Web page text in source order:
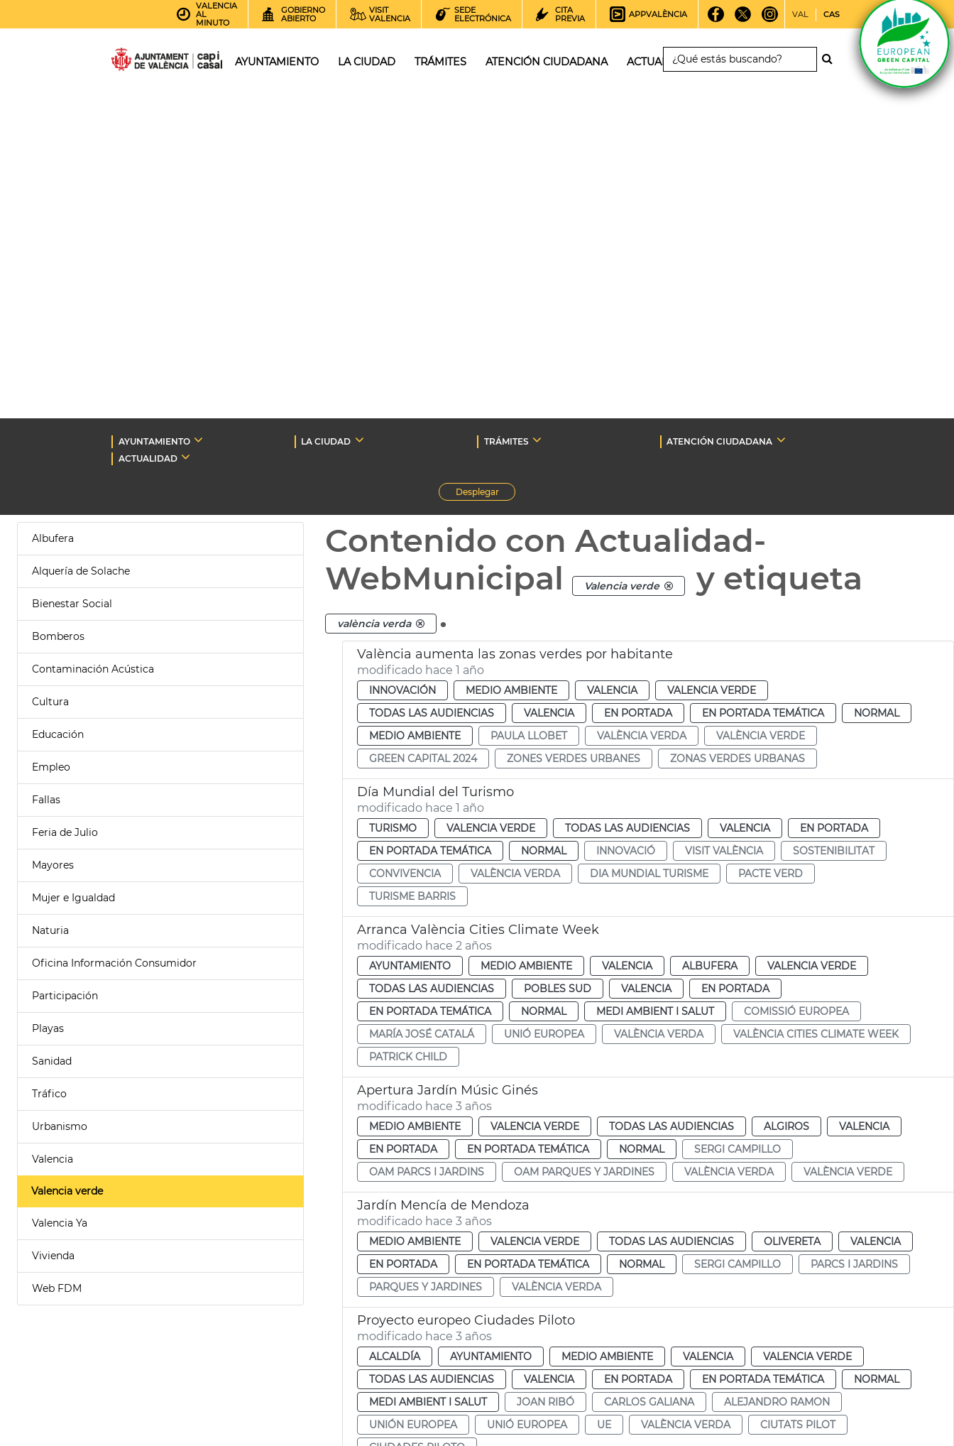
VALENCIA
AL
MINUTO
GOBIERNO
ABIERTO
VISIT
VALENCIA
SEDE
ELECTRÓNICA
CITA
PREVIA
APPVALÈNCIA VAL CAS
AYUNTAMIENTO LA CIUDAD TRÁMITES ATENCIÓN CIUDADANA ACTUALIDAD
AYUNTAMIENTO LA CIUDAD TRÁMITES
ATENCIÓN CIUDADANA
ACTUALIDAD
Desplegar
Albufera
Alquería de Solache
Bienestar Social
Bomberos
Contaminación Acústica
Cultura
Educación
Empleo
Fallas
Feria de Julio
Mayores
Mujer e Igualdad
Naturia
Oficina Información Consumidor
Participación
Playas
Sanidad
Tráfico
Urbanismo
Valencia
Valencia verde
Valencia Ya
Vivienda
Web FDM
Contenido con Actualidad-
WebMunicipal
Valencia verde y etiqueta
valència verda .
València aumenta las zonas verdes por habitante
modificado hace 1 año
INNOVACIÓN MEDIO AMBIENTE VALENCIA
VALENCIA VERDE
TODAS LAS AUDIENCIAS
VALENCIA EN PORTADA EN PORTADA TEMÁTICA
NORMAL
MEDIO AMBIENTE
PAULA LLOBET VALÈNCIA VERDA
VALÈNCIA VERDE
GREEN CAPITAL 2024
ZONES VERDES URBANES ZONAS VERDES URBANAS
Día Mundial del Turismo
modificado hace 1 año
TURISMO VALENCIA VERDE TODAS LAS AUDIENCIAS VALENCIA
EN PORTADA
EN PORTADA TEMÁTICA
NORMAL INNOVACIÓ VISIT VALÈNCIA
SOSTENIBILITAT
CONVIVENCIA
VALÈNCIA VERDA DIA MUNDIAL TURISME
PACTE VERD
TURISME BARRIS
Arranca València Cities Climate Week
modificado hace 2 años
AYUNTAMIENTO MEDIO AMBIENTE VALENCIA ALBUFERA
VALENCIA VERDE
TODAS LAS AUDIENCIAS
POBLES SUD VALENCIA
EN PORTADA
EN PORTADA TEMÁTICA
NORMAL MEDI AMBIENT I SALUT
COMISSIÓ EUROPEA
MARÍA JOSÉ CATALÁ
UNIÓ EUROPEA VALÈNCIA VERDA
VALÈNCIA CITIES CLIMATE WEEK
PATRICK CHILD
Apertura Jardín Músic Ginés
modificado hace 3 años
MEDIO AMBIENTE VALENCIA VERDE TODAS LAS AUDIENCIAS ALGIROS
VALENCIA
EN PORTADA
EN PORTADA TEMÁTICA NORMAL
SERGI CAMPILLO
OAM PARCS I JARDINS
OAM PARQUES Y JARDINES VALÈNCIA VERDA VALÈNCIA VERDE
Jardín Mencía de Mendoza
modificado hace 3 años
MEDIO AMBIENTE VALENCIA VERDE TODAS LAS AUDIENCIAS OLIVERETA
VALENCIA
EN PORTADA
EN PORTADA TEMÁTICA NORMAL SERGI CAMPILLO
PARCS I JARDINS
PARQUES Y JARDINES
VALÈNCIA VERDA
Proyecto europeo Ciudades Piloto
modificado hace 3 años
ALCALDÍA AYUNTAMIENTO MEDIO AMBIENTE VALENCIA
VALENCIA VERDE
TODAS LAS AUDIENCIAS
VALENCIA EN PORTADA EN PORTADA TEMÁTICA
NORMAL
MEDI AMBIENT I SALUT
JOAN RIBÓ CARLOS GALIANA
ALEJANDRO RAMON
UNIÓN EUROPEA
UNIÓ EUROPEA UE VALÈNCIA VERDA
CIUTATS PILOT